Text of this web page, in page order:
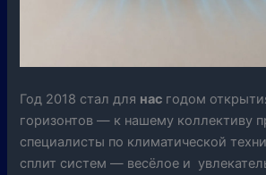
Год 2018 стал для нас годом
горизонтов — к нашему коллективу
специалисты по климатической
сплит систем — весёлое и